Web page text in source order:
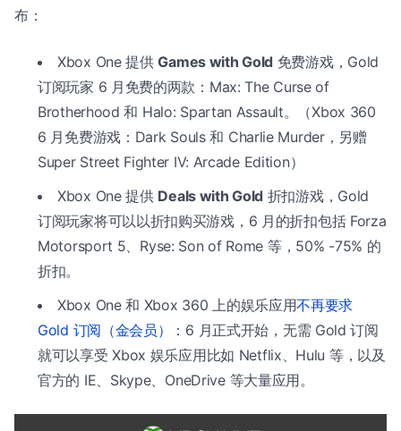
布：
Xbox One 提供Games with Gold 免费游戏，Gold
订阅玩家 6 月免费的两款：Max: The Curse of
Brotherhood 和 Halo: Spartan Assault。（Xbox 360
6 月免费游戏：Dark Souls 和 Charlie Murder，另赠
Super Street Fighter IV: Arcade Edition）
Xbox One 提供 Deals with Gold 折扣游戏，Gold
订阅玩家将可以以折扣购买游戏，6 月的折扣包括 Forza
Motorsport 5、Ryse: Son of Rome 等，50% -75% 的
折扣。
Xbox One 和 Xbox 360 上的娱乐应用不再要求
Gold 订阅（金会员）
：6 月正式开始，无需 Gold 订阅
就可以享受 Xbox 娱乐应用比如 Netflix、Hulu 等，以及
官方的 IE、Skype、OneDrive 等大量应用。